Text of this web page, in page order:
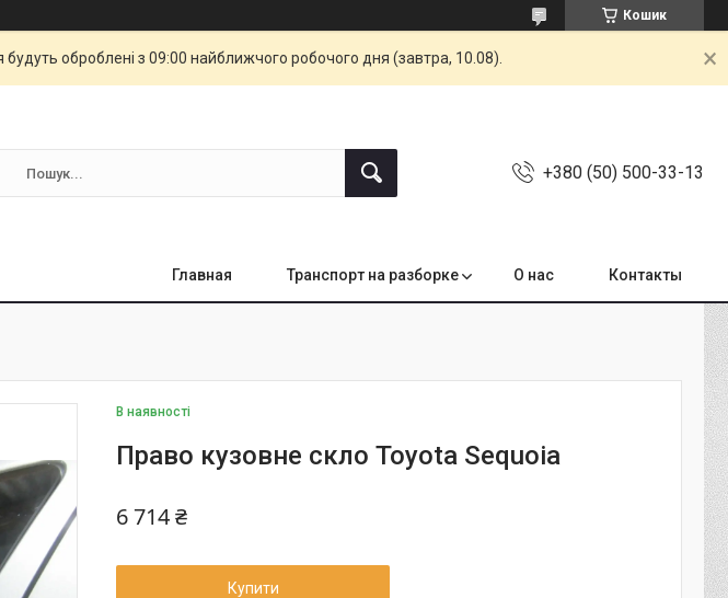
Кошик
оброблені з 09:00 найближчого робочого дня (завтра, 10.08).
+380 (50) 500-33-13
Главная Транспорт на разборке О нас Контакты
В наявності
Право кузовне скло Toyota Sequoia
6 714 ₴
Купити